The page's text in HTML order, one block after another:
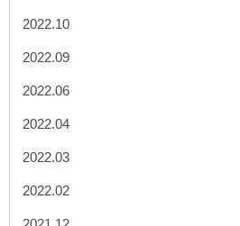
2022.10
2022.09
2022.06
2022.04
2022.03
2022.02